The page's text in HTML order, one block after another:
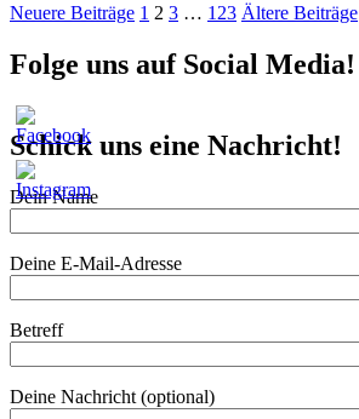
Seitennummerierung
der
Beiträge
Neuere Beiträge 1 2 3 … 123 Ältere Beiträge
Folge uns auf Social Media!
Schick uns eine Nachricht!
Dein Name
Deine E-Mail-Adresse
Betreff
Deine Nachricht (optional)